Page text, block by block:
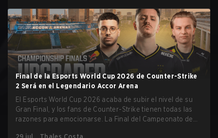
Final de la Esports World Cup 2026 de Counter-Strike
2 Será en el Legendario Accor Arena
El Esports World Cup 2026 acaba de subir el nivel de su
Gran Final, y los fans de Counter-Strike tienen todas las
razones para emocionarse. La Final del Campeonato de